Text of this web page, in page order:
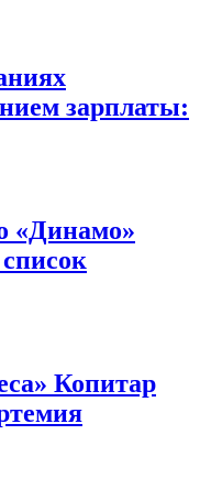
зарплаты:
«Динамо»
Копитар